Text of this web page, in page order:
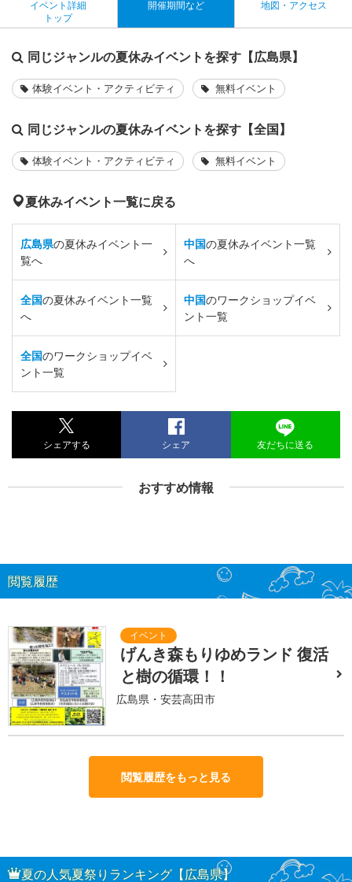
イベント詳細
トップ
開催期間など 地図・アクセス
同じジャンルの夏休みイベントを探す【広島県】
体験イベント・アクティビティ 無料イベント
同じジャンルの夏休みイベントを探す【全国】
体験イベント・アクティビティ 無料イベント
夏休みイベント一覧に戻る
広島県の夏休みイベント一
覧へ
中国の夏休みイベント一覧
へ
全国の夏休みイベント一覧
へ
中国のワークショップイベ
ント一覧
全国のワークショップイベ
ント一覧
シェアする シェア 友だちに送る
おすすめ情報
閲覧履歴
げんき森もりゆめランド 復活
と樹の循環！！
広島県・安芸高田市
閲覧履歴をもっと見る
夏の人気夏祭りランキング【広島県】